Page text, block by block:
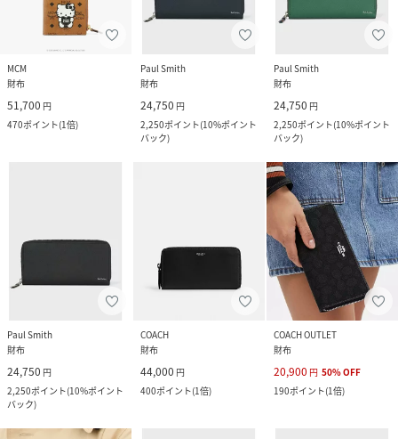
MCM
財布
51,700 円
470ポイント(1倍)
Paul Smith
財布
24,750 円
2,250ポイント(10%ポイント
バック)
Paul Smith
財布
24,750 円
2,250ポイント(10%ポイント
バック)
Paul Smith
財布
24,750 円
2,250ポイント(10%ポイント
バック)
COACH
財布
44,000 円
400ポイント(1倍)
COACH OUTLET
財布
20,900 円 50%OFF
190ポイント(1倍)